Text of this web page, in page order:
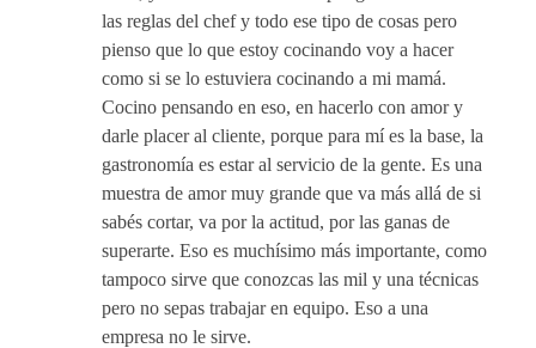
las reglas del chef y todo ese tipo de cosas pero
pienso que lo que estoy cocinando voy a hacer
como si se lo estuviera cocinando a mi mamá.
Cocino pensando en eso, en hacerlo con amor y
darle placer al cliente, porque para mí es la base, la
gastronomía es estar al servicio de la gente. Es una
muestra de amor muy grande que va más allá de si
sabés cortar, va por la actitud, por las ganas de
superarte. Eso es muchísimo más importante, como
tampoco sirve que conozcas las mil y una técnicas
pero no sepas trabajar en equipo. Eso a una
empresa no le sirve.